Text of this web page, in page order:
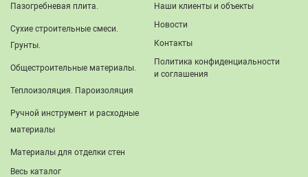
Пазогребневая плита.
Сухие строительные смеси.
Грунты.
Общестроительные материалы.
Теплоизоляция. Пароизоляция
Ручной инструмент и расходные
материалы
Материалы для отделки стен
Весь каталог
Наши клиенты и объекты
Новости
Контакты
Политика конфиденциальности
и соглашения